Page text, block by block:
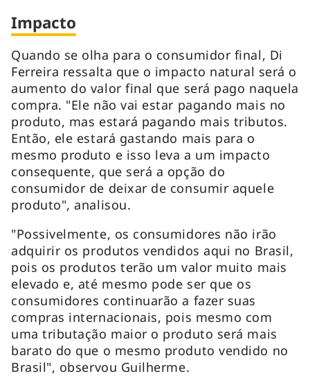
Impacto
Quando se olha para o consumidor final, Di
Ferreira ressalta que o impacto natural será o
aumento do valor final que será pago naquela
compra. "Ele não vai estar pagando mais no
produto, mas estará pagando mais tributos.
Então, ele estará gastando mais para o
mesmo produto e isso leva a um impacto
consequente, que será a opção do
consumidor de deixar de consumir aquele
produto", analisou.
"Possivelmente, os consumidores não irão
adquirir os produtos vendidos aqui no Brasil,
pois os produtos terão um valor muito mais
elevado e, até mesmo pode ser que os
consumidores continuarão a fazer suas
compras internacionais, pois mesmo com
uma tributação maior o produto será mais
barato do que o mesmo produto vendido no
Brasil", observou Guilherme.